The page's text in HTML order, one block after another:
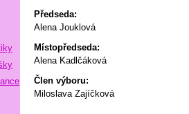
Předseda:
Alena Jouklová
Místopředseda:
Alena Kadlčáková
Člen výboru:
Miloslava Zajíčková